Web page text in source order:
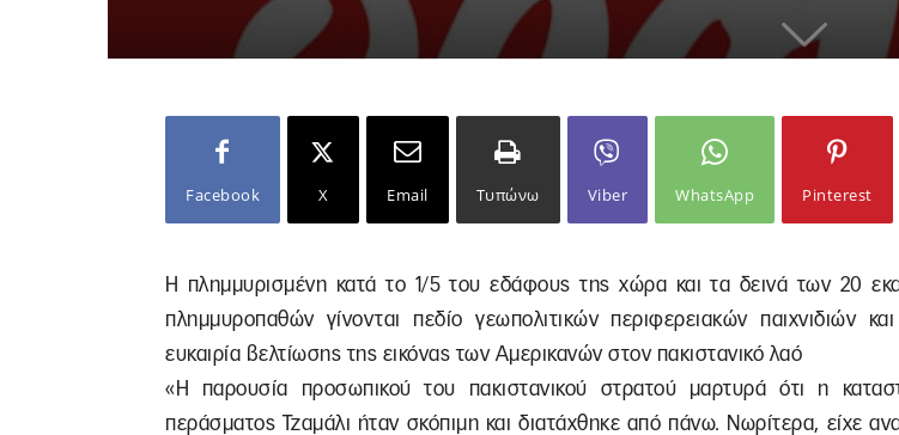
Facebook X Email Τυπώνω Viber WhatsApp Pinterest
Η πλημμυρισμένη κατά το 1/5 του εδάφους της χώρα και τα δεινά των 20
πλημμυροπαθών γίνονται πεδίο γεωπολιτικών περιφερειακών παιχνιδιών
ευκαιρία βελτίωσης της εικόνας των Αμερικανών στον πακιστανικό λαό
«Η παρουσία προσωπικού του πακιστανικού στρατού μαρτυρά ότι η
περάσματος Τζαμάλι ήταν σκόπιμη και διατάχθηκε από πάνω. Νωρίτερα, είχε